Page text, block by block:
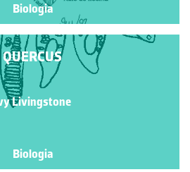
Biologia
QUERCUS
Livingstone
Biologia